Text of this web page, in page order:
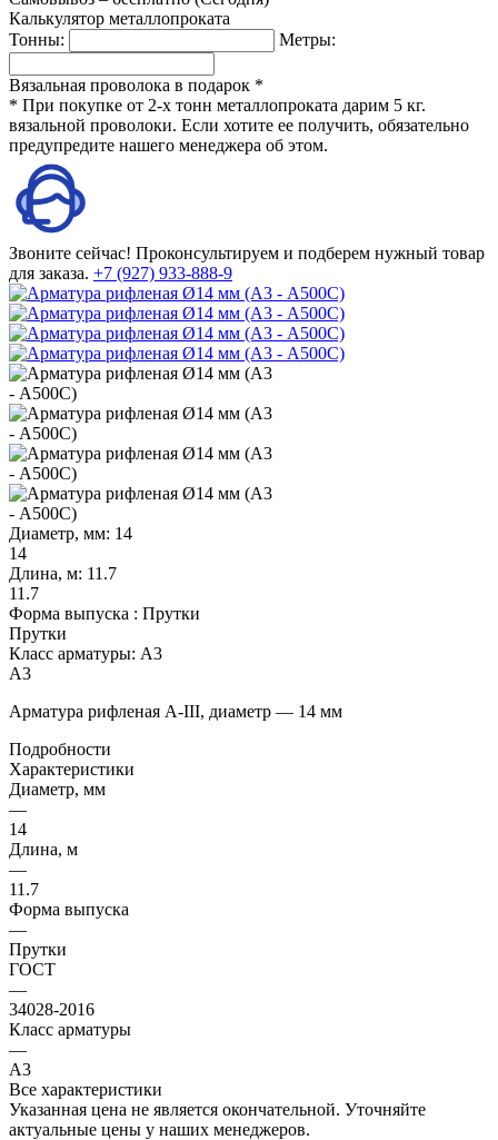
Калькулятор металлопроката
Тонны:
Метры:
Вязальная проволока в подарок *
* При покупке от 2-х тонн металлопроката дарим 5 кг.
вязальной проволоки. Если хотите ее получить, обязательно
предупредите нашего менеджера об этом.
Звоните сейчас! Проконсультируем и подберем нужный товар
для заказа. +7 (927) 933-888-9
Диаметр, мм: 14
14
Длина, м: 11.7
11.7
Форма выпуска : Прутки
Прутки
Класс арматуры: А3
А3
Арматура рифленая А-III, диаметр — 14 мм
Подробности
Характеристики
Диаметр, мм
—
14
Длина, м
—
11.7
Форма выпуска
—
Прутки
ГОСТ
—
34028-2016
Класс арматуры
—
А3
Все характеристики
Указанная цена не является окончательной. Уточняйте
актуальные цены у наших менеджеров.